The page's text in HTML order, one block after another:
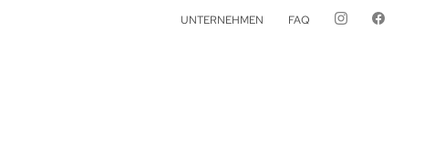
UNTERNEHMEN FAQ